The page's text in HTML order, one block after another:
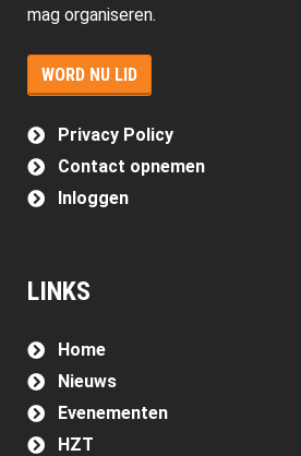
mag organiseren.
WORD NU LID
Privacy Policy
Contact opnemen
Inloggen
LINKS
Home
Nieuws
Evenementen
HZT